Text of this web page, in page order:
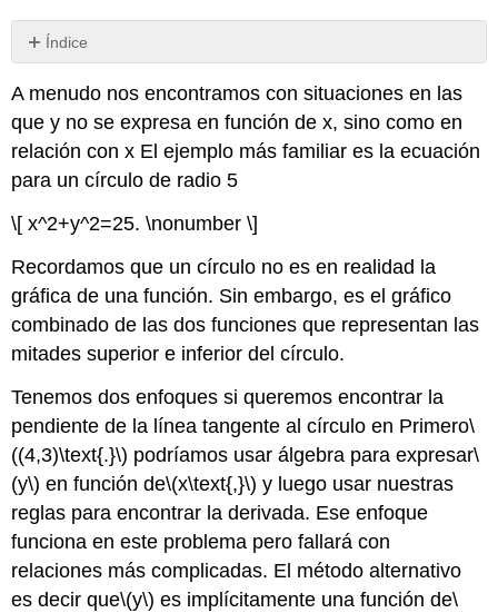
Índice
5.1.1:
Tangente
un
círculo
5.1.2:
Diferenciación
de
una
Relación
Precio-
Cantidad.
Ejemplo
5.1.3:
5.1.4:
Diferenciación
de
Cobb-
Douglas.
Diferenciación
implícita
A menudo nos encontramos con situaciones en las
que y no se expresa en función de x, sino como en
relación con x El ejemplo más familiar es la ecuación
para un círculo de radio 5
\[ x^2+y^2=25. \nonumber \]
Recordamos que un círculo no es en realidad la
gráfica de una función. Sin embargo, es el gráfico
combinado de las dos funciones que representan las
mitades superior e inferior del círculo.
Tenemos dos enfoques si queremos encontrar la
pendiente de la línea tangente al círculo en Primero\
((4,3)\text{.}\) podríamos usar álgebra para expresar\
(y\) en función de\(x\text{,}\) y luego usar nuestras
reglas para encontrar la derivada. Ese enfoque
funciona en este problema pero fallará con
relaciones más complicadas. El método alternativo
es decir que\(y\) es implícitamente una función de\